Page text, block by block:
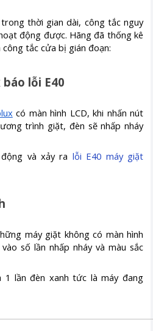
thời gian dài, công tắc nguy
động được. Hãng đã thống kê
tắc cửa bị gián đoạn:
lỗi E40
có màn hình LCD, khi nhấn nút
trình giặt, đèn sẽ nhấp nháy
và xảy ra lỗi E40 máy giặt
máy giặt không có màn hình
số lần nhấp nháy và màu sắc
1 lần đèn xanh tức là máy đang